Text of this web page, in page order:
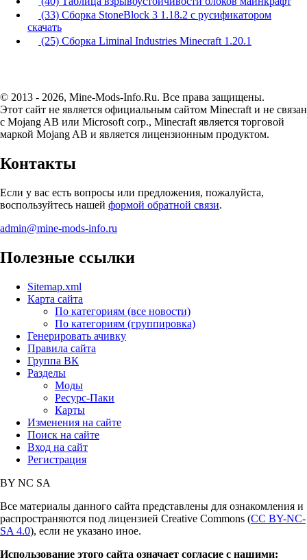
(33) Сборка StoneBlock 3 1.18.2 с русификатором
скачать
(25) Сборка Liminal Industries Minecraft 1.20.1
© 2013 - 2026, Mine-Mods-Info.Ru. Все права защищены.
Этот сайт не является официальным сайтом Minecraft и не связан
с Mojang AB или Microsoft corp., Minecraft является торговой
маркой Mojang AB и является лицензионным продуктом.
Контакты
Если у вас есть вопросы или предложения, пожалуйста,
воспользуйтесь нашей формой обратной связи.
admin@mine-mods-info.ru
Полезные ссылки
Sitemap.xml
Карта сайта
По категориям (все новости)
По категориям (группировка)
Генерировать ачивку
Правила сайта
Группа ВК
Разделы
Моды
Ресурс-Паки
Карты
Изменения на сайте
Поиск на сайте
Вход на сайт
Регистрация
BY NC SA
Все материалы данного сайта представлены для ознакомления и
распространяются под лицензией Creative Commons (CC BY-NC-
SA 4.0), если не указано иное.
Использование этого сайта означает согласие с нашими: